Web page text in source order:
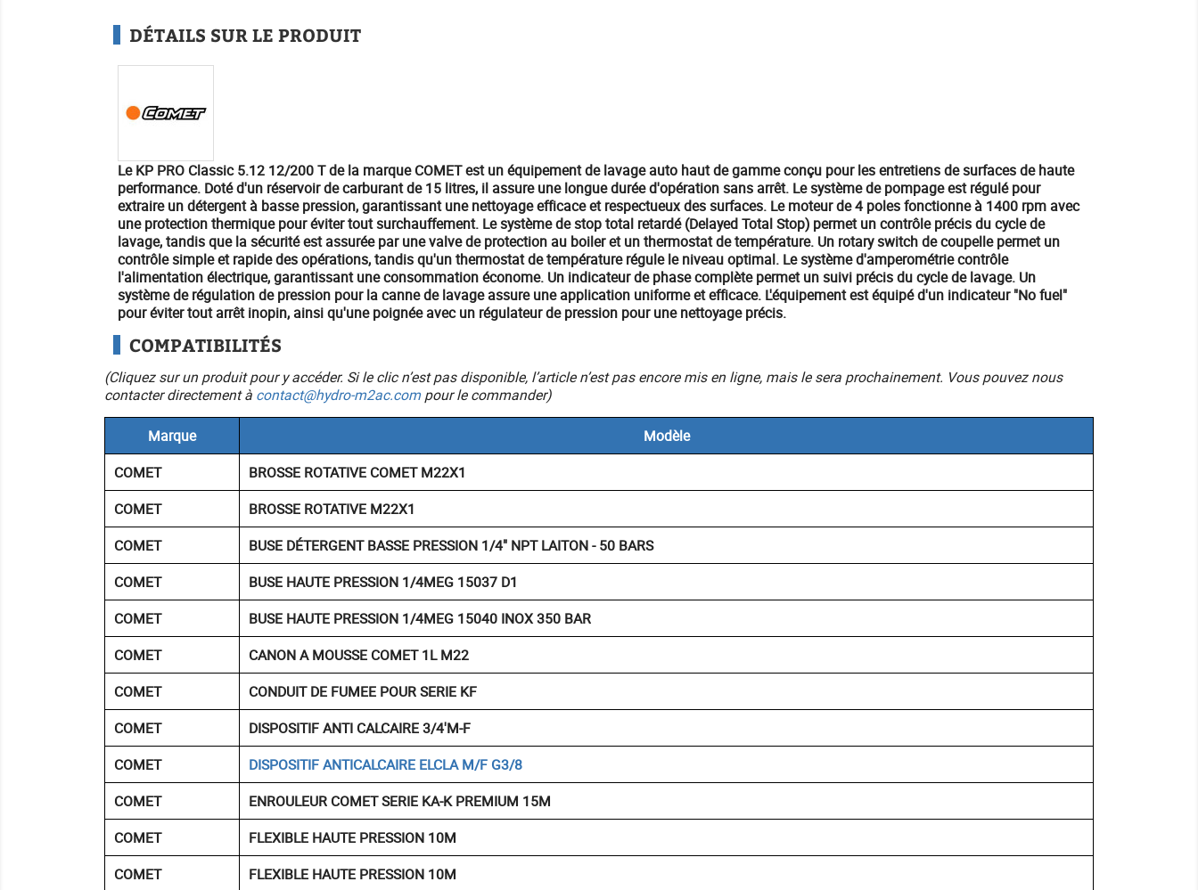
DÉTAILS SUR LE PRODUIT
Le KP PRO Classic 5.12 12/200 T de la marque COMET est un équipement de lavage auto haut de gamme conçu pour les entretiens de surfaces de haute
performance. Doté d'un réservoir de carburant de 15 litres, il assure une longue durée d'opération sans arrêt. Le système de pompage est régulé pour
extraire un détergent à basse pression, garantissant une nettoyage efficace et respectueux des surfaces. Le moteur de 4 poles fonctionne à 1400 rpm avec
une protection thermique pour éviter tout surchauffement. Le système de stop total retardé (Delayed Total Stop) permet un contrôle précis du cycle de
lavage, tandis que la sécurité est assurée par une valve de protection au boiler et un thermostat de température. Un rotary switch de coupelle permet un
contrôle simple et rapide des opérations, tandis qu'un thermostat de température régule le niveau optimal. Le système d'amperométrie contrôle
l'alimentation électrique, garantissant une consommation économe. Un indicateur de phase complète permet un suivi précis du cycle de lavage. Un
système de régulation de pression pour la canne de lavage assure une application uniforme et efficace. L'équipement est équipé d'un indicateur "No fuel"
pour éviter tout arrêt inopin, ainsi qu'une poignée avec un régulateur de pression pour une nettoyage précis.
COMPATIBILITÉS
(Cliquez sur un produit pour y accéder. Si le clic n’est pas disponible, l’article n’est pas encore mis en ligne, mais le sera prochainement. Vous pouvez nous
contacter directement à contact@hydro-m2ac.compour le commander)
Marque
Modèle
COMET
BROSSE ROTATIVE COMET M22X1
COMET
BROSSE ROTATIVE M22X1
COMET
BUSE DÉTERGENT BASSE PRESSION 1/4" NPT LAITON - 50 BARS
COMET
BUSE HAUTE PRESSION 1/4MEG 15037 D1
COMET
BUSE HAUTE PRESSION 1/4MEG 15040 INOX 350 BAR
COMET
CANON A MOUSSE COMET 1L M22
COMET
CONDUIT DE FUMEE POUR SERIE KF
COMET
DISPOSITIF ANTI CALCAIRE 3/4'M-F
COMET
DISPOSITIF ANTICALCAIRE ELCLA M/F G3/8
COMET
ENROULEUR COMET SERIE KA-K PREMIUM 15M
COMET
FLEXIBLE HAUTE PRESSION 10M
COMET
FLEXIBLE HAUTE PRESSION 10M